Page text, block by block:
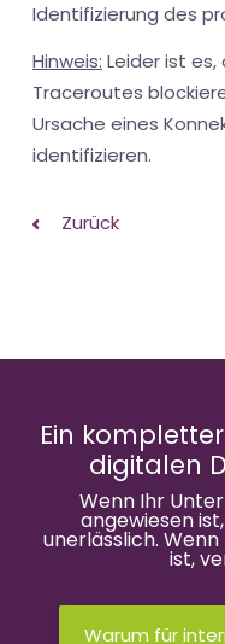
Identifizierung des
Hinweis: Leider ist
Traceroutes
Ursache eines
identifizieren.
Zurück
Ein
digitalen
Wenn Ihr
angewiesen
unerlässlich.
ist,
Warum für